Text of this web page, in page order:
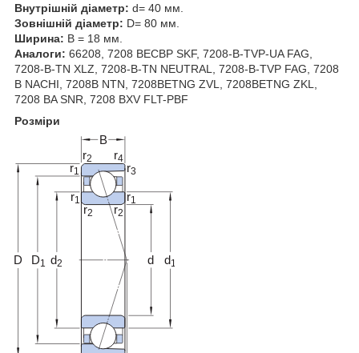
Внутрішній діаметр: d= 40 мм.
Зовнішній діаметр: D= 80 мм.
Ширина: B = 18 мм.
Аналоги: 66208, 7208 BECBP SKF, 7208-B-TVP-UA FAG,
7208-B-TN XLZ, 7208-B-TN NEUTRAL, 7208-B-TVP FAG, 7208
B NACHI, 7208B NTN, 7208BETNG ZVL, 7208BETNG ZKL,
7208 BA SNR, 7208 BXV FLT-PBF
Розміри